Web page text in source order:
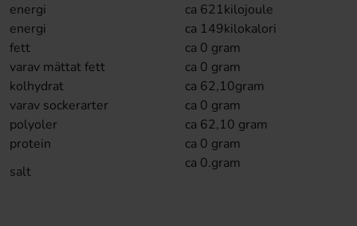
energi
ca 621kilojoule
energi
ca 149kilokalori
fett
ca 0 gram
varav mättat fett
ca 0 gram
kolhydrat
ca 62,10gram
varav sockerarter
ca 0 gram
polyoler
ca 62,10 gram
protein
ca 0 gram
salt
ca 0.gram